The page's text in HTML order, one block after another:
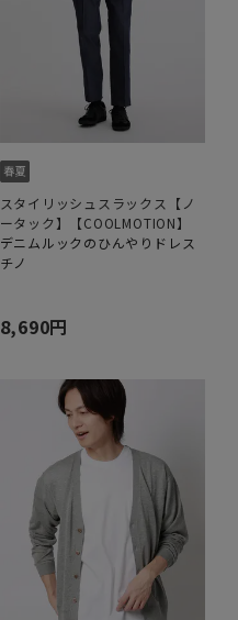
スタイリッシュスラックス【ノ
ータック】【COOLMOTION】
デニムルックのひんやりドレス
チノ
8,690円